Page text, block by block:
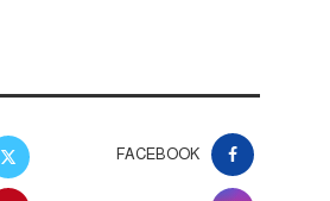
FACEBOOK